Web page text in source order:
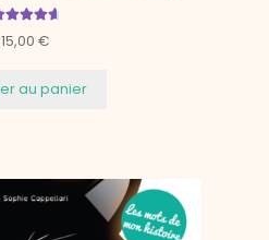
sur 5
15,00 €
au panier